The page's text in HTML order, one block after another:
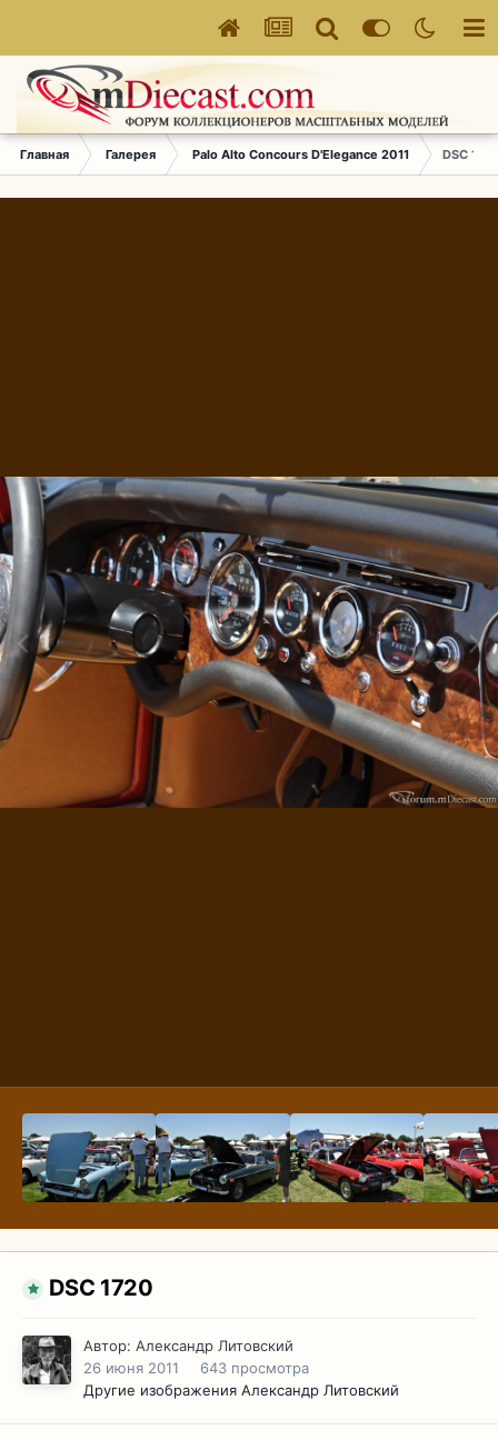
Главная Галерея Palo Alto Concours D'Elegance 2011 DSC
DSC 1720
Автор: Александр Литовский
26 июня 2011
643 просмотра
Другие изображения Александр Литовский